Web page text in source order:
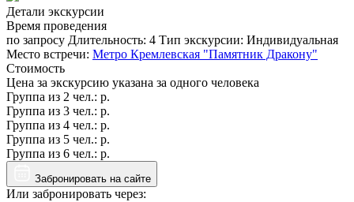
Детали экскурсии
Время проведения
по запросу Длительность: 4 Тип экскурсии: Индивидуальная
Место встречи: Метро Кремлевская "Памятник Дракону"
Стоимость
Цена за экскурсию указана за одного человека
Группа из 2 чел.: р.
Группа из 3 чел.: р.
Группа из 4 чел.: р.
Группа из 5 чел.: р.
Группа из 6 чел.: р.
Забронировать на сайте
Или забронировать через: